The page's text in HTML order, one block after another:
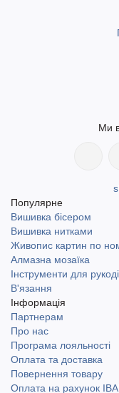
Ми
Популярне
Вишивка бісером
Вишивка нитками
Живопис картин по
Алмазна мозаїка
Інструменти для
В'язання
Інформація
Партнерам
Про нас
Програма лояльності
Оплата та доставка
Повернення товару
Оплата на рахунок